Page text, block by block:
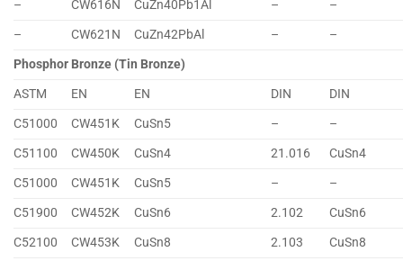
– CW616N CuZn40Pb1Al –
–
–
CW621N CuZn42PbAl –
–
Phosphor Bronze (Tin Bronze)
ASTM
EN EN DIN
DIN
C51000
CW451K CuSn5 –
–
C51100
CW450K CuSn4 21.016
CuSn4
C51000
CW451K CuSn5 –
–
C51900
CW452K CuSn6 2.102
CuSn6
C52100
CW453K CuSn8 2.103 CuSn8